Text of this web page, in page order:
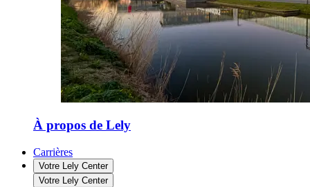
À propos de Lely
Carrières
Votre Lely Center
Votre Lely Center